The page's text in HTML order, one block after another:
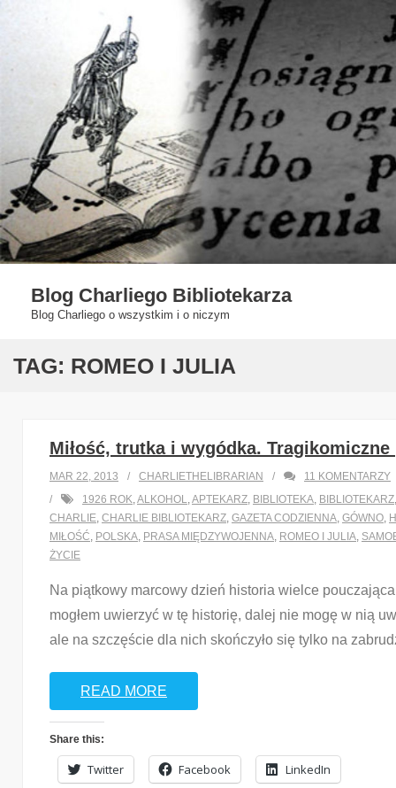
Blog Charliego Bibliotekarza
Blog Charliego o wszystkim i o niczym
TAG: ROMEO I JULIA
Miłość, trutka i wygódka.
MAR 22, 2013 CHARLIETHELIBRARIAN 11 KOMENTARZY
1926 ROK,ALKOHOL,APTEKARZ, BIBLIOTEKA, BIBLIOTEKARZ
CHARLIE, CHARLIE BIBLIOTEKARZ, GAZETA CODZIENNA, GÓWNO,
MIŁOŚĆ, POLSKA, PRASA MIĘDZYWOJENNA, ROMEO I JULIA,
ŻYCIE
Na piątkowy marcowy dzień historia wielce
mogłem uwierzyć w tę historię, dalej nie mogę w nią
ale na szczęście dla nich skończyło się tylko na
READ MORE
Share this:
Twitter Facebook LinkedIn